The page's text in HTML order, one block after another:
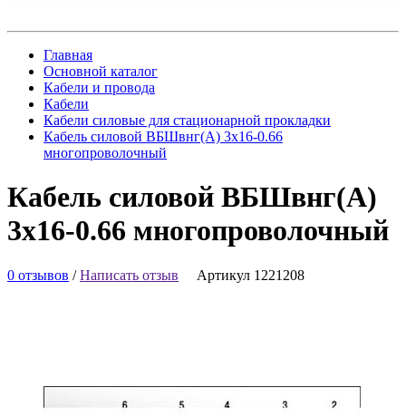
Главная
Основной каталог
Кабели и провода
Кабели
Кабели силовые для стационарной прокладки
Кабель силовой ВБШвнг(А) 3х16-0.66
многопроволочный
Кабель силовой ВБШвнг(А)
3х16-0.66 многопроволочный
0 отзывов /Написать отзыв Артикул 1221208